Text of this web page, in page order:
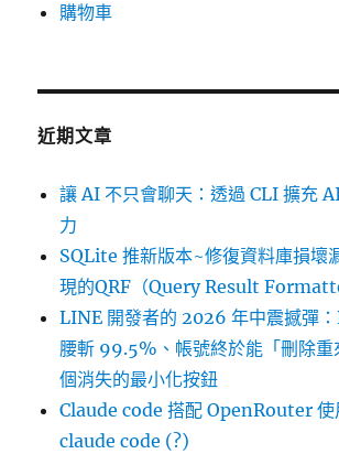
購物車
近期文章
讓 AI 不只會聊天：透過 CLI 擴充
力
SQLite 推新版本~修復資料庫損壞
現的QRF（Query Result
LINE 開發者的 2026 年中震撼彈
腰斬 99.5%、帳號終於能「刪除重
個消失的最小化按鈕
Claude code 搭配 OpenRouter 使
claude code (?)